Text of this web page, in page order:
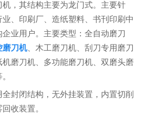
，其结构主要为龙门式。主要针
、印刷厂、造纸塑料、书刊印刷中
业用户。主要类型：全自动磨刀
磨刀机、木工磨刀机、刮刀专用磨刀
磨刀机、多功能磨刀机、双磨头磨
封闭结构，无外挂装置，内置切削
收装置。